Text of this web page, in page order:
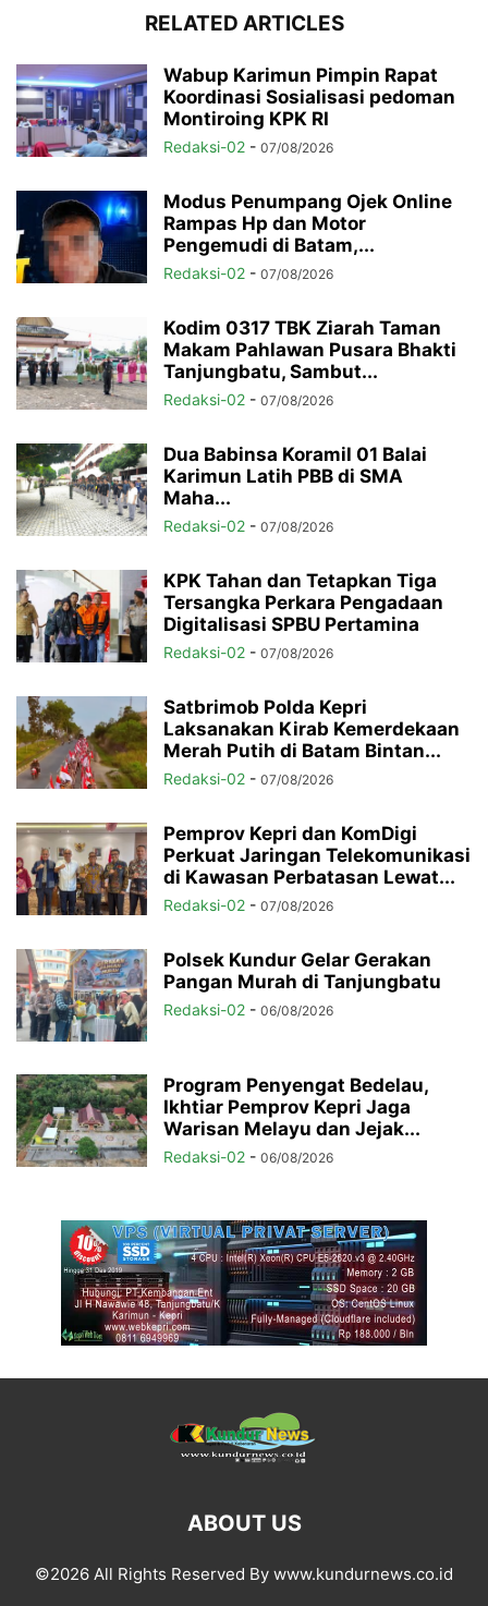
RELATED ARTICLES
Wabup Karimun Pimpin Rapat
Koordinasi Sosialisasi pedoman
Montiroing KPK RI
Redaksi-02 - 07/08/2026
Modus Penumpang Ojek Online
Rampas Hp dan Motor
Pengemudi di Batam,...
Redaksi-02 - 07/08/2026
Kodim 0317 TBK Ziarah Taman
Makam Pahlawan Pusara Bhakti
Tanjungbatu, Sambut...
Redaksi-02 - 07/08/2026
Dua Babinsa Koramil 01 Balai
Karimun Latih PBB di SMA
Maha...
Redaksi-02 - 07/08/2026
KPK Tahan dan Tetapkan Tiga
Tersangka Perkara Pengadaan
Digitalisasi SPBU Pertamina
Redaksi-02 - 07/08/2026
Satbrimob Polda Kepri
Laksanakan Kirab Kemerdekaan
Merah Putih di Batam Bintan...
Redaksi-02 - 07/08/2026
Pemprov Kepri dan KomDigi
Perkuat Jaringan Telekomunikasi
di Kawasan Perbatasan Lewat...
Redaksi-02 - 07/08/2026
Polsek Kundur Gelar Gerakan
Pangan Murah di Tanjungbatu
Redaksi-02 - 06/08/2026
Program Penyengat Bedelau,
Ikhtiar Pemprov Kepri Jaga
Warisan Melayu dan Jejak...
Redaksi-02 - 06/08/2026
ABOUT US
©2026 All Rights Reserved By www.kundurnews.co.id